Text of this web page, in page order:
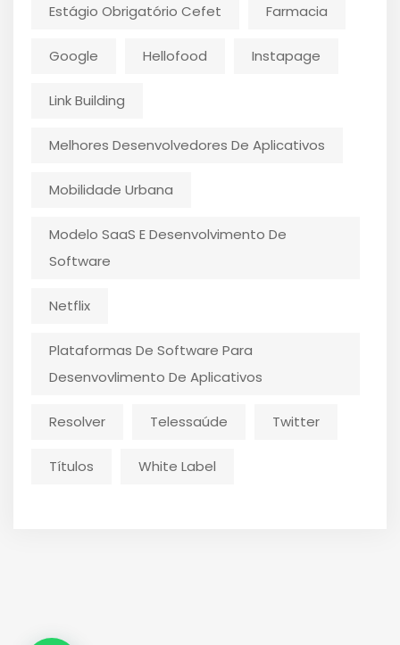
Estágio Obrigatório Cefet Farmacia
Google Hellofood Instapage
Link Building
Melhores Desenvolvedores De Aplicativos
Mobilidade Urbana
Modelo SaaS E Desenvolvimento De
Software
Netflix
Plataformas De Software Para
Desenvovlimento De Aplicativos
Resolver Telessaúde Twitter
Títulos White Label